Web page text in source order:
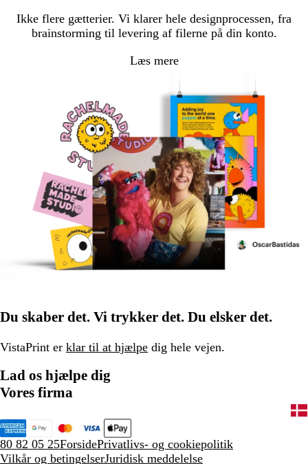
Ikke flere gætterier. Vi klarer hele designprocessen, fra
brainstorming til levering af filerne på din konto.
Læs mere
Du skaber det. Vi trykker det. Du elsker det.
VistaPrint er klar til at hjælpe dig hele vejen.
Lad os hjælpe dig
Vores firma
80 82 05 25ForsidePrivatlivs- og cookiepolitik
Vilkår og betingelserJuridisk meddelelse